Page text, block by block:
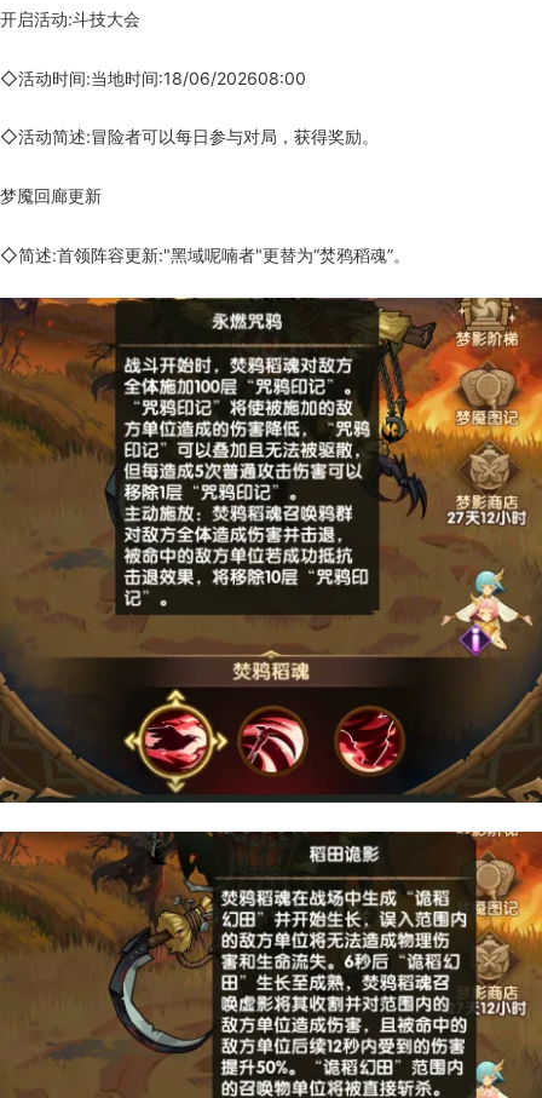
开启活动:斗技大会
◇活动时间:当地时间:18/06/202608:00
◇活动简述:冒险者可以每日参与对局，获得奖励。
梦魇回廊更新
◇简述:首领阵容更新:"黑域呢喃者"更替为“焚鸦稻魂”。